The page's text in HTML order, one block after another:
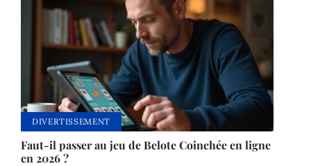
DIVERTISSEMENT
Faut-il passer au jeu de Belote Coinchée en ligne
en 2026 ?